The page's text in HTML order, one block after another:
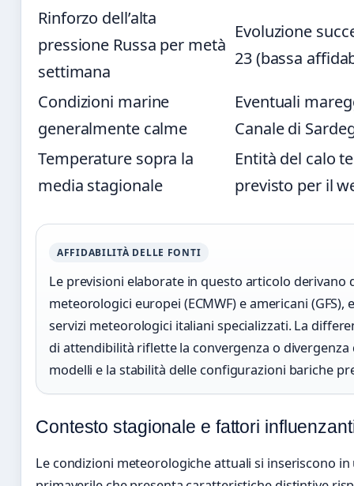
Rinforzo dell’alta
pressione Russa per metà
settimana
Evoluzione
23 (bassa
Condizioni marine
generalmente calme
Eventuali
Canale di
Temperature sopra la
media stagionale
Entità del calo
previsto per il
AFFIDABILITÀ DELLE FONTI
Le previsioni elaborate in questo articolo derivano
meteorologici europei (ECMWF) e americani (GFS),
servizi meteorologici italiani specializzati. La
di attendibilità riflette la convergenza o divergenza
modelli e la stabilità delle configurazioni bariche
Contesto stagionale e fattori
Le condizioni meteorologiche attuali si inseriscono